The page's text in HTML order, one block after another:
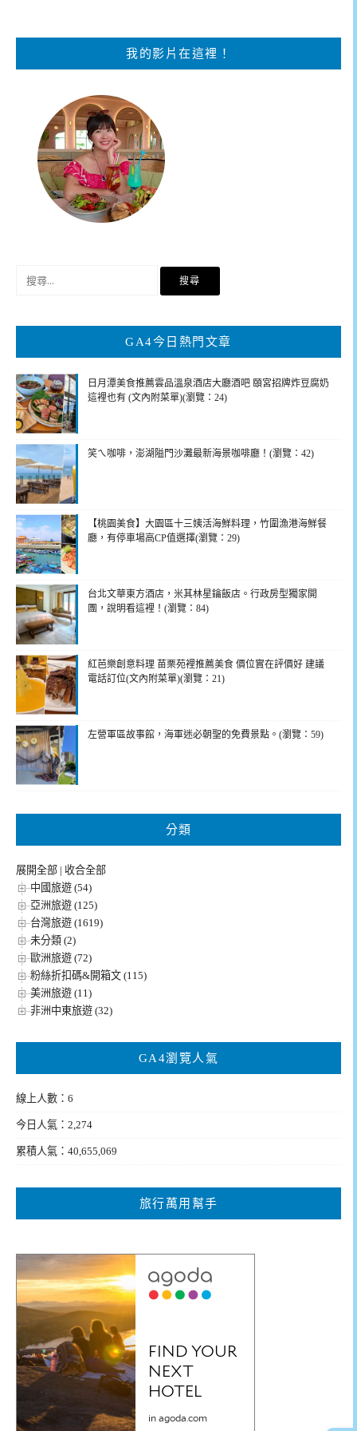
我的影片在這裡！
鍵
GA4今日熱門文章
日月潭美食推薦雲品溫泉酒店大廳酒吧 頤宮招牌炸豆腐奶
這裡也有 (文內附菜單)(瀏覽：24)
笑ㄟ咖啡，澎湖隘門沙灘最新海景咖啡廳！(瀏覽：42)
【桃園美食】大園區十三姨活海鮮料理，竹圍漁港海鮮餐
廳，有停車場高CP值選擇(瀏覽：29)
台北文華東方酒店，米其林星鑰飯店。行政房型獨家開
團，說明看這裡！(瀏覽：84)
紅芭樂創意料理 苗栗苑裡推薦美食 價位實在評價好 建議
電話訂位(文內附菜單)(瀏覽：21)
左營軍區故事館，海軍迷必朝聖的免費景點。(瀏覽：59)
分類
展開全部 | 收合全部
中國旅遊 (54)
亞洲旅遊 (125)
台灣旅遊 (1619)
未分類 (2)
歐洲旅遊 (72)
粉絲折扣碼&開箱文 (115)
美洲旅遊 (11)
非洲中東旅遊 (32)
GA4瀏覽人氣
線上人數：6
今日人氣：2,274
累積人氣：40,655,069
旅行萬用幫手